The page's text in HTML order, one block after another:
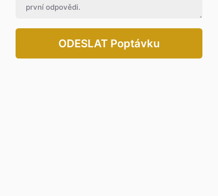
ODESLAT Poptávku